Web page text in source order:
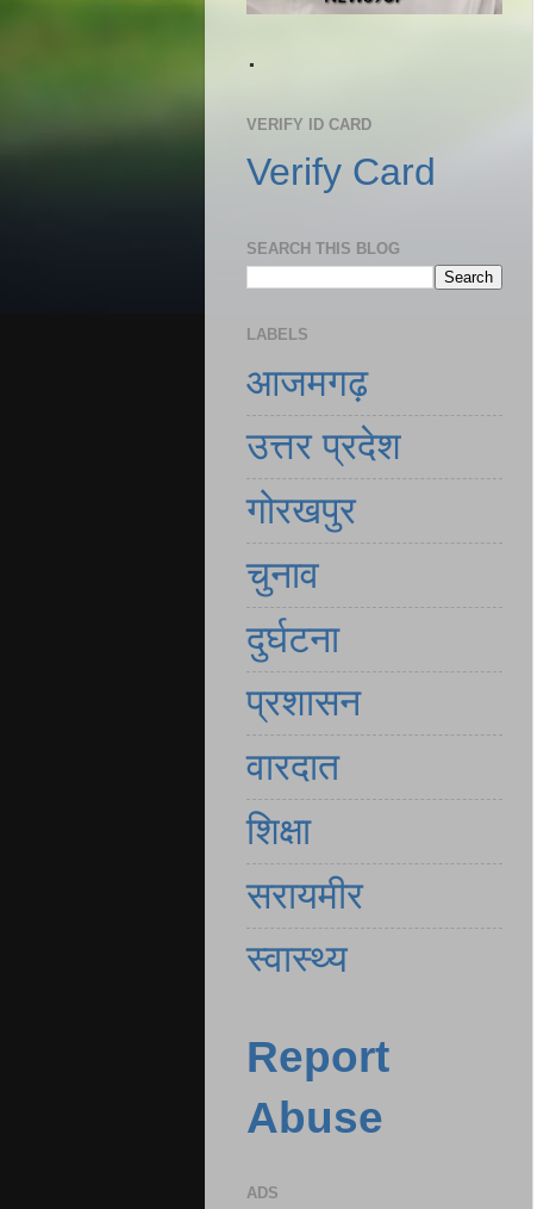
.
VERIFY ID CARD
Verify Card
SEARCH THIS BLOG
LABELS
आजमगढ़
उत्तर प्रदेश
गोरखपुर
चुनाव
दुर्घटना
प्रशासन
वारदात
शिक्षा
सरायमीर
स्वास्थ्य
Report
Abuse
ADS